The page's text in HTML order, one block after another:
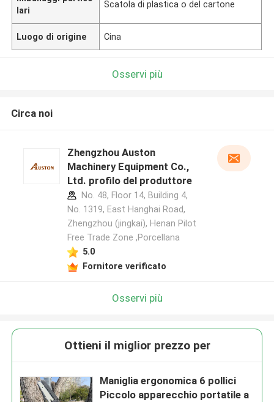
Lasciate un messaggio
Ti richiameremo presto!
lari
Scatola di plastica o del cartone
Luogo di origine Cina
Osservi più
Circa noi
Zhengzhou Auston
Machinery Equipment Co.,
Ltd. profilo del produttore
No. 48, Floor 14, Building 4,
No. 1319, East Hanghai Road,
Zhengzhou (jingkai), Henan Pilot
Free Trade Zone ,Porcellana
5.0
Fornitore verificato
Osservi più
Ottieni il miglior prezzo per
Maniglia ergonomica 6 pollici
Piccolo apparecchio portatile a